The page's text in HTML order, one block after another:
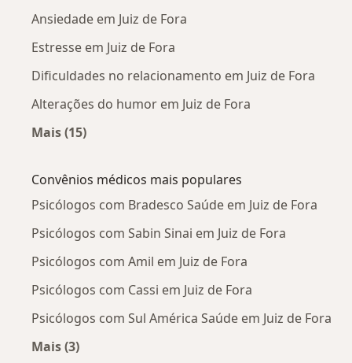
Ansiedade em Juiz de Fora
Estresse em Juiz de Fora
Dificuldades no relacionamento em Juiz de Fora
Alterações do humor em Juiz de Fora
Mais (15)
Convênios médicos mais populares
Psicólogos com Bradesco Saúde em Juiz de Fora
Psicólogos com Sabin Sinai em Juiz de Fora
Psicólogos com Amil em Juiz de Fora
Psicólogos com Cassi em Juiz de Fora
Psicólogos com Sul América Saúde em Juiz de Fora
Mais (3)